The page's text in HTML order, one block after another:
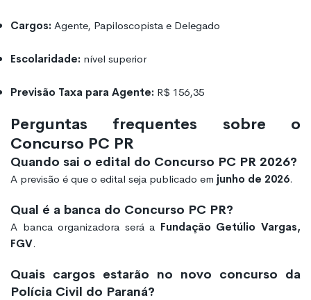
Cargos: Agente, Papiloscopista e Delegado
Escolaridade: nível superior
Previsão Taxa para Agente: R$ 156,35
Perguntas frequentes sobre o
Concurso PC PR
Quando sai o edital do Concurso PC PR 2026?
A previsão é que o edital seja publicado em junho de 2026.
Qual é a banca do Concurso PC PR?
A banca organizadora será a Fundação Getúlio Vargas,
FGV.
Quais cargos estarão no novo concurso da
Polícia Civil do Paraná?